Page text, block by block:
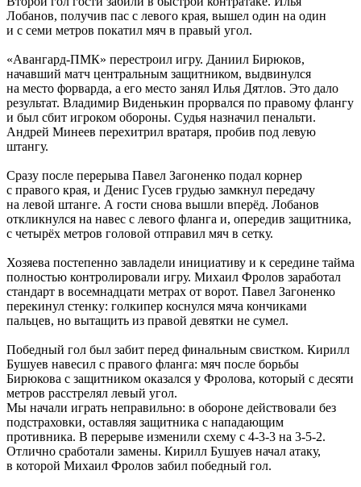
Лобанов, получив пас с левого края, вышел один на один
и с семи метров покатил мяч в правый угол.
«Авангард-ПМК» перестроил игру. Даниил Бирюков,
начавший матч центральным защитником, выдвинулся
на место форварда, а его место занял Илья Дятлов. Это дало
результат. Владимир Виденькин прорвался по правому флангу
и был сбит игроком обороны. Судья назначил пенальти.
Андрей Минеев перехитрил вратаря, пробив под левую
штангу.
Сразу после перерыва Павел Загоненко подал корнер
с правого края, и Денис Гусев грудью замкнул передачу
на левой штанге. А гости снова вышли вперёд. Лобанов
откликнулся на навес с левого фланга и, опередив защитника,
с четырёх метров головой отправил мяч в сетку.
Хозяева постепенно завладели инициативу и к середине тайма
полностью контролировали игру. Михаил Фролов заработал
стандарт в восемнадцати метрах от ворот. Павел Загоненко
перекинул стенку: голкипер коснулся мяча кончиками
пальцев, но вытащить из правой девятки не сумел.
Победный гол был забит перед финальным свистком. Кирилл
Бушуев навесил с правого фланга: мяч после борьбы
Бирюкова с защитником оказался у Фролова, который с десяти
метров расстрелял левый угол.
Мы начали играть неправильно: в обороне действовали без
подстраховки, оставляя защитника с нападающим
противника. В перерыве изменили схему с 4-3-3 на 3-5-2.
Отлично сработали замены. Кирилл Бушуев начал атаку,
в которой Михаил Фролов забил победный гол.